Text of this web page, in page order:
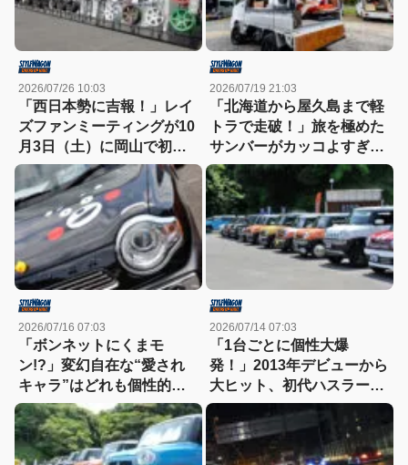
2026/07/26 10:03
「西日本勢に吉報！」レイ
ズファンミーティングが10
月3日（土）に岡山で初開
催
2026/07/19 21:03
「北海道から屋久島まで軽
トラで走破！」旅を極めた
サンバーがカッコよすぎ
る！
2026/07/16 07:03
「ボンネットにくまモ
ン!?」変幻自在な“愛され
キャラ”はどれも個性的！
【ハスラーカスタム】
2026/07/14 07:03
「1台ごとに個性大爆
発！」2013年デビューから
大ヒット、初代ハスラーの
魅力が詰まった熱いカスタ
ムミーティング